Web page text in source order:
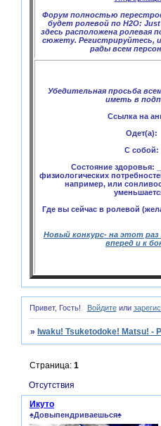
Форум полностью
будет ролевой по H2O:
здесь расположена ролевая
сюжету. Регистрируйтесь,
рады всем
Убедительная просьба
иметь в
Ссылка на
Одет(а):
С собой:
Состояние здоровья:
физиологических
например, или
Где вы сейчас в ролевой
Новый конкурс- на этот раз
вперед и к
Привет, Гость! Войдитеили
» Iwaku! Tsuketodoke! Matsu! -
Отсутствия
Страница:1
Икуто
♠Довыпендриваешься♠